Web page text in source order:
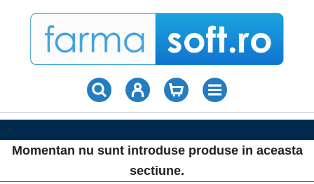
»
Momentan nu sunt introduse produse in aceasta
sectiune.